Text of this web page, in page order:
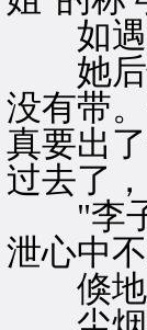
如遇歹
她后悔
没有带
真要出
过去了
"李子
泄心中
倏地